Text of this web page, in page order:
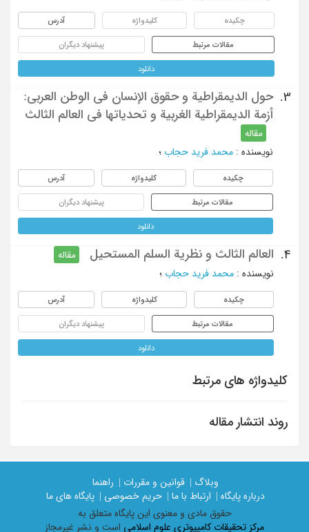
چکیده کلیدواژه آدرس
مقالات مرتبط پیشنهاد دیگران
دانلود
3.
حول الدیمقراطیة و حقوق الإنسان فی الوطن العربی:
أزمة الدیمقراطیة الغربیة و تحدیاتها فی العالم الثالث
مقاله
نویسنده : محمد فرید حجاب ؛
چکیده کلیدواژه آدرس
مقالات مرتبط پیشنهاد دیگران
دانلود
4. العالم الثالث و نظریة السلم المستحیل
مقاله
نویسنده : محمد فرید حجاب ؛
چکیده کلیدواژه آدرس
مقالات مرتبط پیشنهاد دیگران
دانلود
کلیدواژه های مرتبط
روند انتشار مقاله
وبلاگ | قوانین و مقررات |
راهنما
درباره پایگاه |
ارتباط با ما | حریم خصوصی |
پایگاه های ما
حقوق مادی و معنوی اين پايگاه متعلق به
مرکز تحقیقات کامپیوتری علوم اسلامی است و نشر غیرمجاز